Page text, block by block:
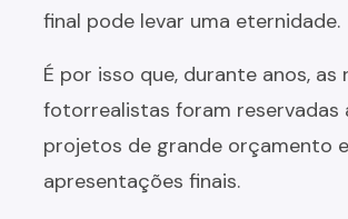
final pode levar uma eternidade.
É por isso que, durante anos, as
fotorrealistas foram reservadas
projetos de grande orçamento e
apresentações finais.